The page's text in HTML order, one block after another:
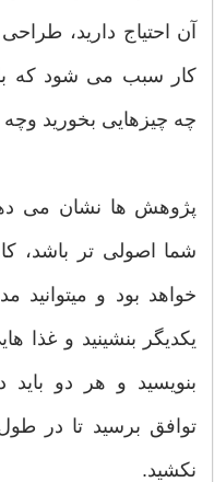
آن احتیاج دارید،
کار سبب می شود که
چه چیزهایی بخورید وچه
پژوهش ها نشان می
شما اصولی تر باشد،
خواهد بود و میتوانید
یکدیگر بنشینید و غذا
بنویسید و هر دو
توافق برسید تا در
نکشید.